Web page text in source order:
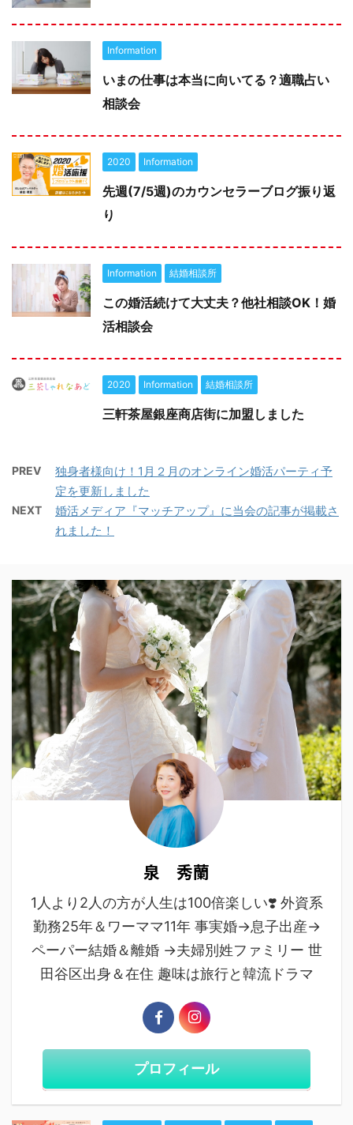
Information
いまの仕事は本当に向いてる？適職占い
相談会
2020 Information
先週(7/5週)のカウンセラーブログ振り返
り
Information 結婚相談所
この婚活続けて大丈夫？他社相談OK！婚
活相談会
2020 Information 結婚相談所
三軒茶屋銀座商店街に加盟しました
PREV
独身者様向け！1月２月のオンライン婚活パーティ予
定を更新しました
NEXT
婚活メディア『マッチアップ』に当会の記事が掲載さ
れました！
泉 秀蘭
1人より2人の方が人生は100倍楽しい❣️ 外資系
勤務25年＆ワーママ11年 事実婚→息子出産→
ペーパー結婚＆離婚 →夫婦別姓ファミリー 世
田谷区出身＆在住 趣味は旅行と韓流ドラマ
プロフィール